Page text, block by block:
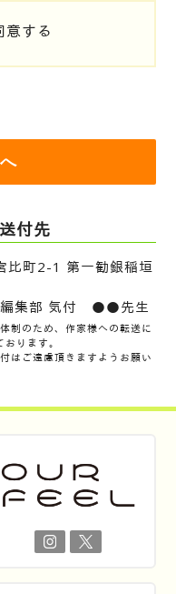
意する
付先
町2-1 第一勧銀稲垣
編集部 気付 ●●先生
制のため、作家様への転送に
ります。
はご遠慮頂きますようお願い